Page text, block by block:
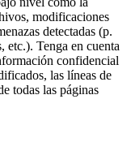
modificaciones
detectadas (p.
etc.). Tenga en cuenta
confidencial
las líneas de
todas las páginas